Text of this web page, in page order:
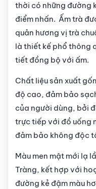
thời có những đường
điểm nhấn. Ấm trà
quản hương vị trà
là thiết kế phổ thông
tiết đồng bộ với ấm.
Chất liệu sản xuất
độ cao, đảm bảo
của người dùng, bởi
trực tiếp với đồ uống
đảm bảo không độc
Màu men mật mới lạ
Tràng, kết hợp với
đường kẻ đậm màu